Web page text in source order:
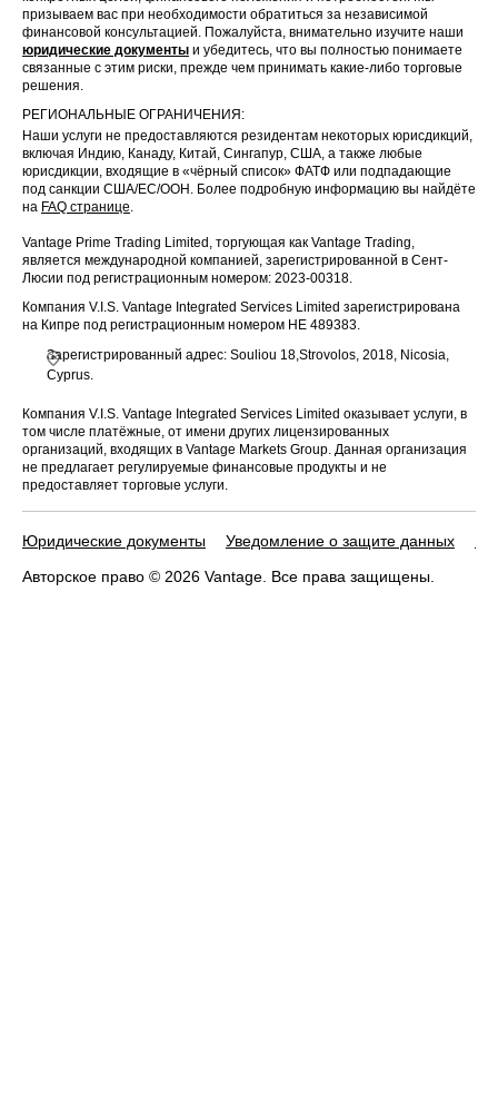
призываем вас при необходимости обратиться за независимой
финансовой консультацией. Пожалуйста, внимательно изучите наши
юридические документы и убедитесь, что вы полностью понимаете
связанные с этим риски, прежде чем принимать какие-либо торговые
решения.
РЕГИОНАЛЬНЫЕ ОГРАНИЧЕНИЯ:
Наши услуги не предоставляются резидентам некоторых юрисдикций,
включая Индию, Канаду, Китай, Сингапур, США, а также любые
юрисдикции, входящие в «чёрный список» ФАТФ или подпадающие
под санкции США/ЕС/ООН. Более подробную информацию вы найдёте
на FAQ странице.
Vantage Prime Trading Limited, торгующая как Vantage Trading,
является международной компанией, зарегистрированной в Сент-
Люсии под регистрационным номером: 2023-00318.
Компания V.I.S. Vantage Integrated Services Limited зарегистрирована
на Кипре под регистрационным номером HE 489383.
Зарегистрированный адрес: Souliou 18,Strovolos, 2018, Nicosia,
Cyprus.
Компания V.I.S. Vantage Integrated Services Limited оказывает услуги, в
том числе платёжные, от имени других лицензированных
организаций, входящих в Vantage Markets Group. Данная организация
не предлагает регулируемые финансовые продукты и не
предоставляет торговые услуги.
Юридические документы Уведомление о защите данных
Авторское право © 2026 Vantage. Все права защищены.